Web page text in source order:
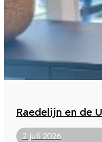
Raedelijn en de
2 juli 2026